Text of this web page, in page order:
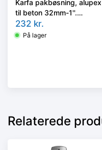
Karfa pakbøsning, alupex
til beton 32mm-1''.
300mm
232 kr.
På lager
Relaterede